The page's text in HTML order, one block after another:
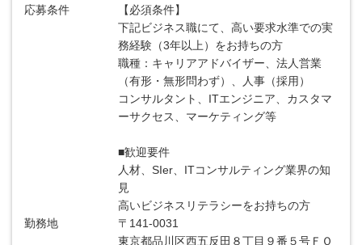
応募条件
【必須条件】
下記ビジネス職にて、高い要求水準での実
務経験（3年以上）をお持ちの方
職種：キャリアアドバイザー、法人営業
（有形・無形問わず）、人事（採用）
コンサルタント、ITエンジニア、カスタマ
ーサクセス、マーケティング等
■歓迎要件
人材、SIer、ITコンサルティング業界の知
見
高いビジネスリテラシーをお持ちの方
勤務地
〒141-0031
東京都品川区西五反田８丁目９番５号ＦＯ